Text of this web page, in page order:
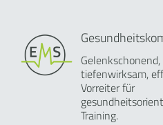
Gelenkschonend,
tiefenwirksam,
Vorreiter für
Training.